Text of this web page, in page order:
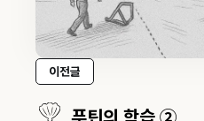
이전글